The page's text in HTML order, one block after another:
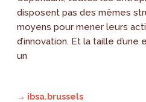
disposent pas des mêmes
moyens pour mener leurs
d’innovation. Et la taille
un
→ ibsa.brussels